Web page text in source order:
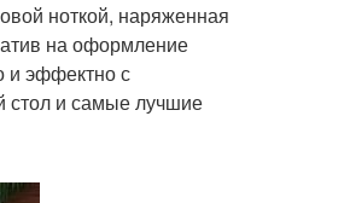
ноткой, наряженная
на оформление
и эффектно с
стол и самые лучшие